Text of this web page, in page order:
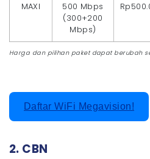
MAXI
500 Mbps
(300+200
Mbps)
Harga dan pilihan paket dapat berubah
Daftar WiFi Megavision!
2. CBN